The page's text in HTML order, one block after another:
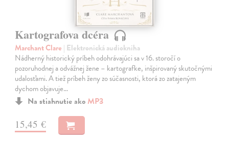
Kartografova dcéra
Marchant Clare | Elektronická audiokniha
Nádherný historický príbeh odohrávajúci sa v 16. storočí o
pozoruhodnej a odvážnej žene – kartografke, inšpirovaný skutočnými
udalosťami. A tiež príbeh ženy zo súčasnosti, ktorá zo zatajeným
dychom objavuje…
Na stiahnutie ako MP3
15,45 €